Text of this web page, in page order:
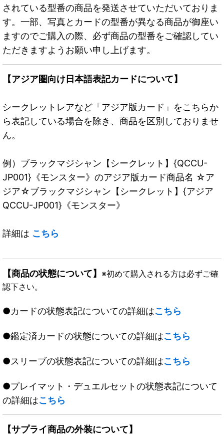
されている型番の商品を発送させていただいておりま
す。一部、写真とカードの型番が異なる商品が御座い
ますのでご購入の際、必ず商品の型番をご確認してい
ただきますようお願い申し上げます。
【アジア圏向け日本語表記カードについて】
シークレットレアなど「アジア版カード」をこちらか
ら表記している場合を除き、商品を区別しておりませ
ん。
例）ブラックマジシャン【シークレット】{QCCU-
JP001}《モンスター》のアジア版カード商品名 ☆ア
ジア☆ブラックマジシャン【シークレット】{アジア
QCCU-JP001}《モンスター》
詳細は こちら
【商品の状態について】 ※初めて購入される方は必ずご確
認下さい。
●カードの状態表記についての詳細はこちら
●鑑定済カードの状態についての詳細はこちら
●スリーブの状態表記についての詳細はこちら
●プレイマット・デュエルセットの状態表記について
の詳細はこちら
【サプライ商品の外装について】